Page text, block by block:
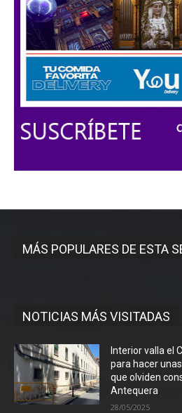
MÁS POPULARES DE ESTA
NOTICIAS MÁS VISITADAS
Interior valla el
para hacer
que olviden
Antequera
28/05/2025